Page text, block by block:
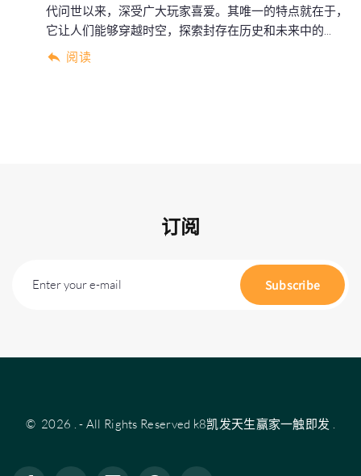
代问世以来，深受广大玩家喜爱。其唯一的特点就在于，
它让人们能够穿越时空，探索封存在历史和未来中的...
阅读
订阅
Enter your e-mail Subscribe
© 2026 .- All Rights Reserved k8凯发天生赢家一触即发 .